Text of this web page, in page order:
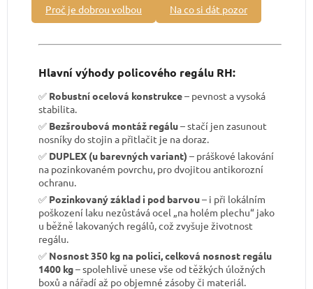
Proč je dobrou volbou Na co si dát pozor
Hlavní výhody policového regálu RH:
✅ Robustní ocelová konstrukce– pevnost a vysoká
stabilita.
✅ Bezšroubová montáž regálu– stačí jen zasunout
nosníky do stojin a přitlačit je na doraz.
✅ DUPLEX (u barevných variant) – práškové lakování
na pozinkovaném povrchu, pro dvojitou antikorozní
ochranu.
✅ Pozinkovaný základ i pod barvou– i při lokálním
poškození laku nezůstává ocel „na holém plechu“ jako
u běžně lakovaných regálů, což zvyšuje životnost
regálu.
✅ Nosnost 350 kg na polici, celková nosnost regálu
1400 kg– spolehlivě unese vše od těžkých úložných
boxů a nářadí až po objemné zásoby či materiál.